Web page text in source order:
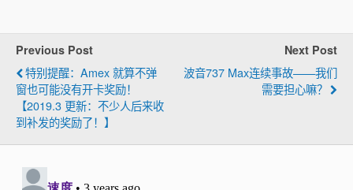
Previous Post
特别提醒：Amex 就算不弹
窗也可能没有开卡奖励！
【2019.3 更新：不少人后来收
到补发的奖励了！】
Next Post
波音737 Max连续事故——我们
需要担心嘛？